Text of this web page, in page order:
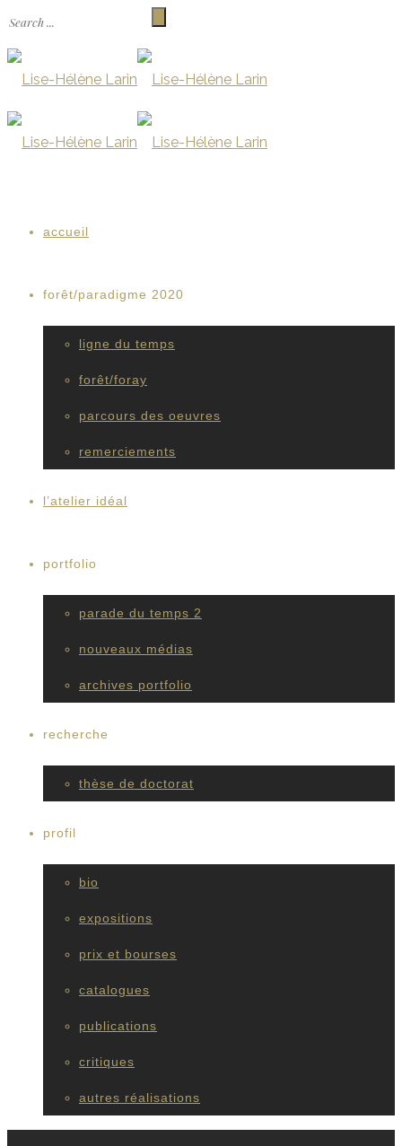
accueil
forêt/paradigme 2020
ligne du temps
forêt/foray
parcours des oeuvres
remerciements
l’atelier idéal
portfolio
parade du temps 2
nouveaux médias
archives portfolio
recherche
thèse de doctorat
profil
bio
expositions
prix et bourses
catalogues
publications
critiques
autres réalisations